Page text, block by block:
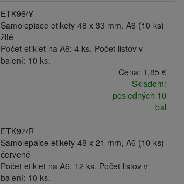
ETK96/Y
Samolepiace etikety 48 x 33 mm, A6 (10 ks)
žlté
Počet etikiet na A6: 4 ks. Počet listov v
balení: 10 ks.
Cena: 1,85 €
Skladom:
posledných 10
bal
ETK97/R
Samolepaice etikety 48 x 21 mm, A6 (10 ks)
červené
Počet etikiet na A6: 12 ks. Počet listov v
balení: 10 ks.